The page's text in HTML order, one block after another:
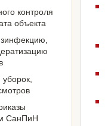
контроля
объекта
СанПиН